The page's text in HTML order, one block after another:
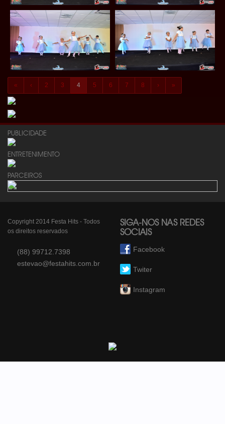
« ‹ 2 3 4 5 6 7 8 › »
PUBLICIDADE
ENTRETENIMENTO
PARCEIROS
Copyright 2014 Festa Hits - Todos
os direitos reservados
(88) 99712.7398
estevao@festahits.com.br
SIGA-NOS NAS REDES
SOCIAIS
Facebook
Twiter
Instagram